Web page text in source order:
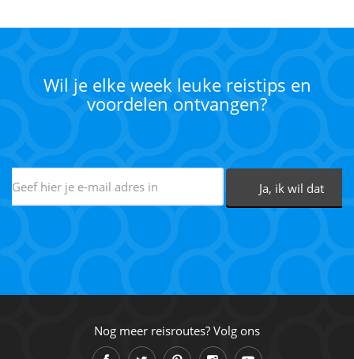
Wil je elke week leuke reistips en
voordelen ontvangen?
Nog meer reisroutes? Volg ons